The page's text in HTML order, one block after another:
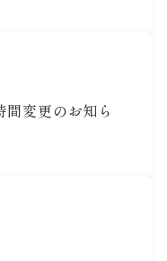
変更のお知ら